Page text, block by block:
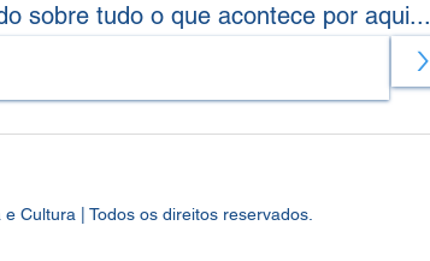
sobre tudo o que acontece por aqui...
>
Cultura | Todos os direitos reservados.